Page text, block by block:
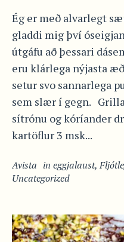
Ég er með alvarlegt
gladdi mig því
útgáfu að þessari
eru klárlega nýjasta
setur svo sannarlega
sem slær í gegn.
sítrónu og kóríander
kartöflur 3 msk...
Avista in eggjalaust,
Uncategorized